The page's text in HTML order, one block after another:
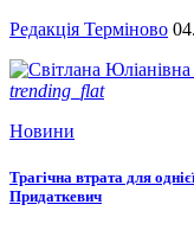
Редакція Терміново
trending_flat
Новини
Трагічна втрата для
Придаткевич